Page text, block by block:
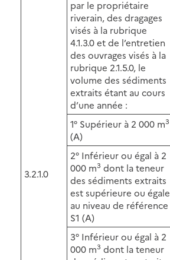
3.2.1.0
par le propriétaire
riverain, des dragages
visés à la rubrique
4.1.3.0 et de l’entretien
des ouvrages visés à la
rubrique 2.1.5.0, le
volume des sédiments
extraits étant au cours
d’une année :
1° Supérieur à 2 000 m3
(A)
2° Inférieur ou égal à 2
000 m3 dont la teneur
des sédiments extraits
est supérieure ou égale
au niveau de référence
S1 (A)
3° Inférieur ou égal à 2
000 m3 dont la teneur